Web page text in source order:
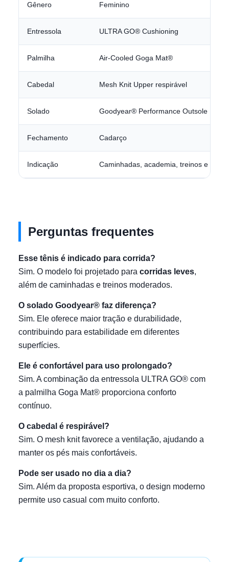
Gênero Feminino
Entressola ULTRA GO® Cushioning
Palmilha Air-Cooled Goga Mat®
Cabedal Mesh Knit Upper respirável
Solado Goodyear® Performance Outsole
Fechamento Cadarço
Indicação Caminhadas, academia, treinos e
Perguntas frequentes
Esse tênis é indicado para corrida?
Sim. O modelo foi projetado para corridas leves,
além de caminhadas e treinos moderados.
O solado Goodyear® faz diferença?
Sim. Ele oferece maior tração e durabilidade,
contribuindo para estabilidade em diferentes
superfícies.
Ele é confortável para uso prolongado?
Sim. A combinação da entressola ULTRA GO® com
a palmilha Goga Mat® proporciona conforto
contínuo.
O cabedal é respirável?
Sim. O mesh knit favorece a ventilação, ajudando a
manter os pés mais confortáveis.
Pode ser usado no dia a dia?
Sim. Além da proposta esportiva, o design moderno
permite uso casual com muito conforto.